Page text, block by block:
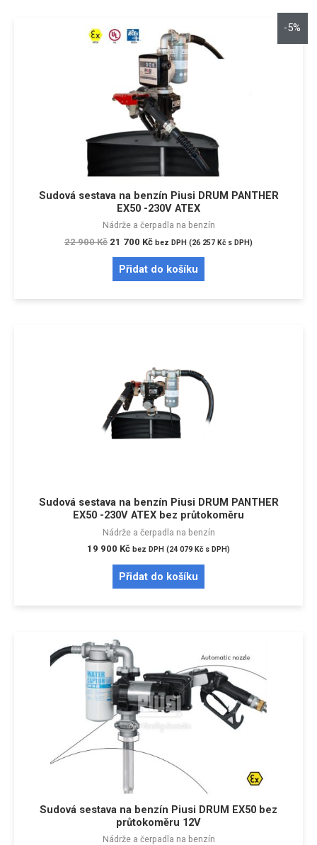
-5%
Sudová sestava na benzín Piusi DRUM PANTHER
EX50 -230V ATEX
Nádrže a čerpadla na benzín
22 900Kč 21 700 Kč bez DPH (26 257 Kč s DPH)
Přidat do košíku
Sudová sestava na benzín Piusi DRUM PANTHER
EX50 -230V ATEX bez průtokoměru
Nádrže a čerpadla na benzín
19 900 Kč bez DPH (24 079Kč s DPH)
Přidat do košíku
Sudová sestava na benzín Piusi DRUM EX50 bez
průtokoměru 12V
Nádrže a čerpadla na benzín